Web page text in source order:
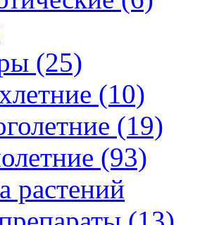
(25)
(10)
(19)
(93)
растений